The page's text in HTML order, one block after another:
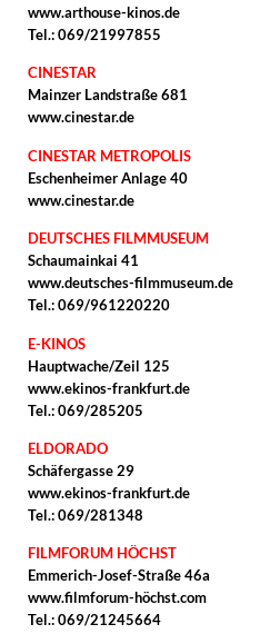
www.arthouse-kinos.de
Tel.: 069/21997855
CINESTAR
Mainzer Landstraße 681
www.cinestar.de
CINESTAR METROPOLIS
Eschenheimer Anlage 40
www.cinestar.de
DEUTSCHES FILMMUSEUM
Schaumainkai 41
www.deutsches-filmmuseum.de
Tel.: 069/961220220
E-KINOS
Hauptwache/Zeil 125
www.ekinos-frankfurt.de
Tel.: 069/285205
ELDORADO
Schäfergasse 29
www.ekinos-frankfurt.de
Tel.: 069/281348
FILMFORUM HÖCHST
Emmerich-Josef-Straße 46a
www.filmforum-höchst.com
Tel.: 069/21245664